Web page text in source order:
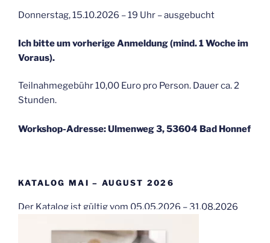
Donnerstag, 15.10.2026 – 19 Uhr – ausgebucht
Ich bitte um vorherige Anmeldung (mind. 1 Woche im
Voraus).
Teilnahmegebühr 10,00 Euro pro Person. Dauer ca. 2
Stunden.
Workshop-Adresse: Ulmenweg 3, 53604 Bad Honnef
KATALOG MAI – AUGUST 2026
Der Katalog ist gültig vom 05.05.2026 – 31.08.2026